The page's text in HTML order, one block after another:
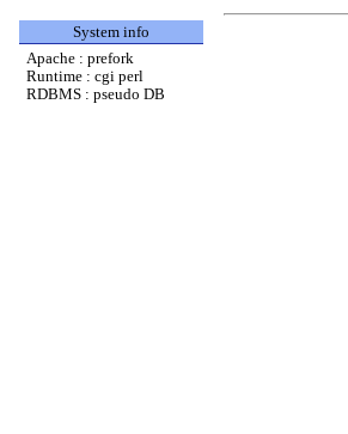
System info
Apache : prefork
Runtime : cgi perl
RDBMS : pseudo DB